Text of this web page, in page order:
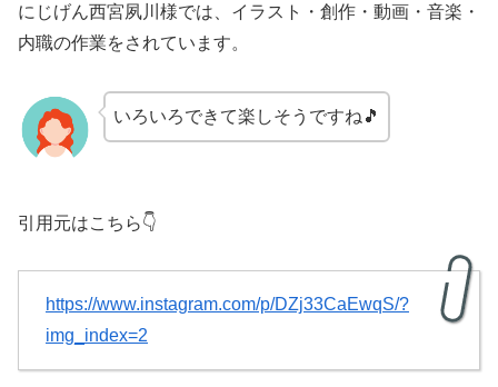
にじげん西宮夙川様では、イラスト・創作・動画・音楽・
内職の作業をされています。
いろいろできて楽しそうですね🎵
引用元はこちら👇
https://www.instagram.com/p/DZj33CaEwqS/?
img_index=2